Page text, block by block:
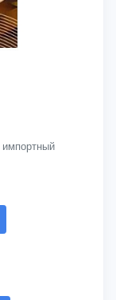
импортный